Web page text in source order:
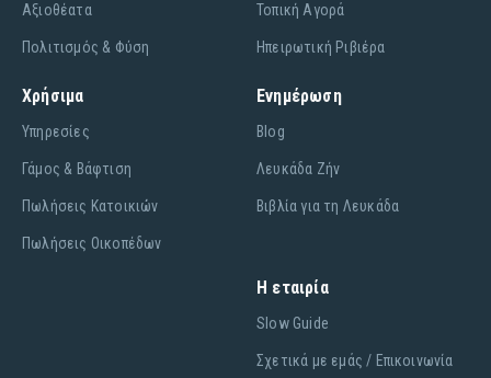
Αξιοθέατα
Πολιτισμός & Φύση
Τοπική Αγορά
Ηπειρωτική Ριβιέρα
Χρήσιμα
Υπηρεσίες
Γάμος & Βάφτιση
Πωλήσεις Κατοικιών
Πωλήσεις Οικοπέδων
Ενημέρωση
Blog
Λευκάδα Ζήν
Βιβλία για τη Λευκάδα
Η εταιρία
Slow Guide
Σχετικά με εμάς / Επικοινωνία